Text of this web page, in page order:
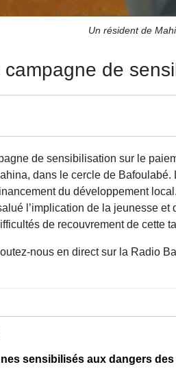
Un résident de
campagne de
de sensibilisation sur le
dans le cercle de
du développement
l’implication de la jeunesse
de recouvrement de cette
nous en direct sur la Radio
sensibilisés aux dangers des